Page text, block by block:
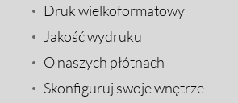
Druk wielkoformatowy
Jakość wydruku
O naszych płótnach
Skonfiguruj swoje wnętrze